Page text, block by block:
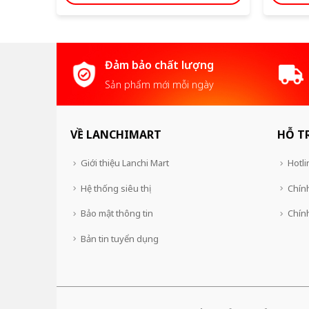
Đảm bảo chất lượng
Sản phẩm mới mỗi ngày
VỀ LANCHIMART
Giới thiệu Lanchi Mart
Hệ thống siêu thị
Bảo mật thông tin
Bản tin tuyển dụng
HỖ